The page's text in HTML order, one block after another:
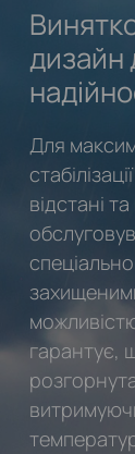
дизайн
Для
відстані та
гарантує,